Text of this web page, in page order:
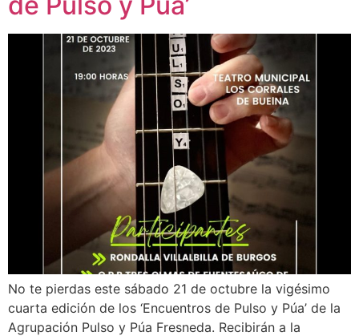
No te pierdas este sábado 21 de octubre la vigésimo
cuarta edición de los ‘Encuentros de Pulso y Púa’ de la
Agrupación Pulso y Púa Fresneda. Recibirán a la